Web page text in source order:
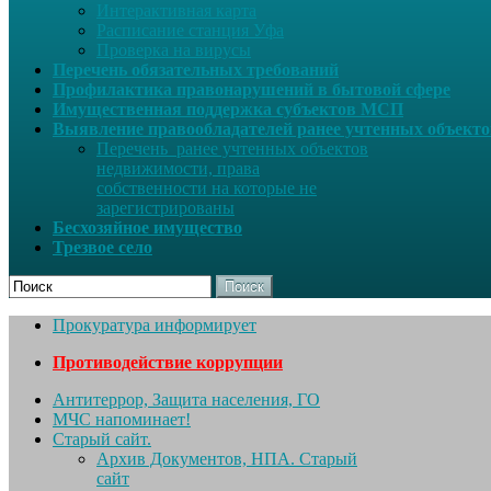
Интерактивная карта
Расписание станция Уфа
Проверка на вирусы
Перечень обязательных требований
Профилактика правонарушений в бытовой сфере
Имущественная поддержка субъектов МСП
Выявление правообладателей ранее учтенных
Перечень ранее учтенных объектов
недвижимости, права
собственности на которые не
зарегистрированы
Бесхозяйное имущество
Трезвое село
Поиск
Прокуратура информирует
Противодействие коррупции
Антитеррор, Защита населения, ГО
МЧС напоминает!
Старый сайт.
Архив Документов, НПА. Старый
сайт